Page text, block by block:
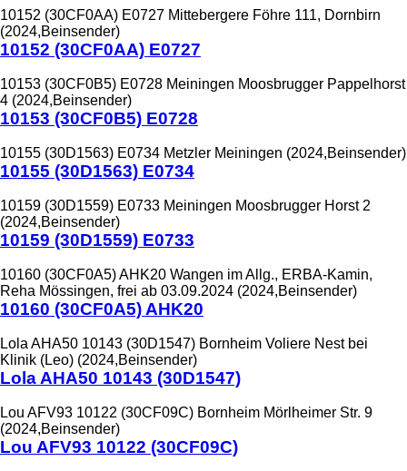
10152 (30CF0AA) E0727 Mittebergere Föhre 111, Dornbirn
(2024,Beinsender)
10152 (30CF0AA) E0727
10153 (30CF0B5) E0728 Meiningen Moosbrugger Pappelhorst
4 (2024,Beinsender)
10153 (30CF0B5) E0728
10155 (30D1563) E0734 Metzler Meiningen (2024,Beinsender)
10155 (30D1563) E0734
10159 (30D1559) E0733 Meiningen Moosbrugger Horst 2
(2024,Beinsender)
10159 (30D1559) E0733
10160 (30CF0A5) AHK20 Wangen im Allg., ERBA-Kamin,
Reha Mössingen, frei ab 03.09.2024 (2024,Beinsender)
10160 (30CF0A5) AHK20
Lola AHA50 10143 (30D1547) Bornheim Voliere Nest bei
Klinik (Leo) (2024,Beinsender)
Lola AHA50 10143 (30D1547)
Lou AFV93 10122 (30CF09C) Bornheim Mörlheimer Str. 9
(2024,Beinsender)
Lou AFV93 10122 (30CF09C)